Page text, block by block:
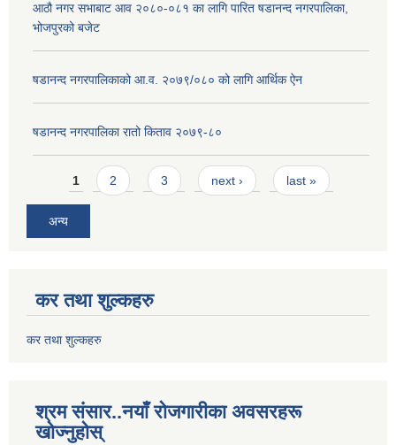
आठौ नगर सभाबाट आव २०८०-०८१ का लागि पारित षडानन्द नगरपालिका,
भोजपुरको बजेट
षडानन्द नगरपालिकाको आ.व. २०७९/०८० को लागि आर्थिक ऐन
षडानन्द नगरपालिका रातो किताव २०७९-८०
Pages
1 2 3 next › last »
अन्य
कर तथा शुल्कहरु
कर तथा शुल्कहरु
श्रम संसार..नयाँ रोजगारीका अवसरहरू
खोज्नुहोस्